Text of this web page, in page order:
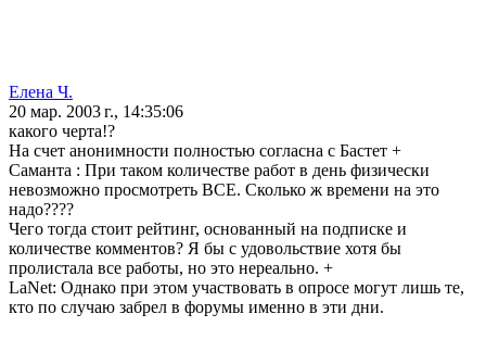
Елена Ч.
20 мар. 2003 г., 14:35:06
какого черта!?
На счет анонимности полностью согласна с Бастет +
Саманта : При таком количестве работ в день физически
невозможно просмотреть ВСЕ. Сколько ж времени на это
надо????
Чего тогда стоит рейтинг, основанный на подписке и
количестве комментов? Я бы с удовольствие хотя бы
пролистала все работы, но это нереально. +
LaNet: Однако при этом участвовать в опросе могут лишь те,
кто по случаю забрел в форумы именно в эти дни.